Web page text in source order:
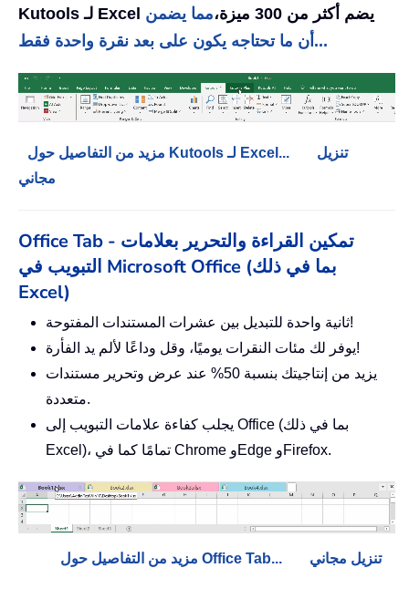
Kutools لـ Excel يضم أكثر من 300 ميزة،
مما يضمن
أن ما تحتاجه يكون على بعد نقرة واحدة فقط...
مزيد من التفاصيل حول Kutools لـ Excel...
تنزيل
مجاني
Office Tab - تمكين القراءة والتحرير بعلامات
التبويب في Microsoft Office (بما في ذلك
Excel)
ثانية واحدة للتبديل بين عشرات المستندات المفتوحة!
يوفر لك مئات النقرات يوميًا، وقل وداعًا لألم يد الفأرة!
يزيد من إنتاجيتك بنسبة 50% عند عرض وتحرير مستندات
متعددة.
يجلب كفاءة علامات التبويب إلى Office (بما في ذلك
Excel)، تمامًا كما في Chrome وEdge وFirefox.
مزيد من التفاصيل حول Office Tab... تنزيل مجاني